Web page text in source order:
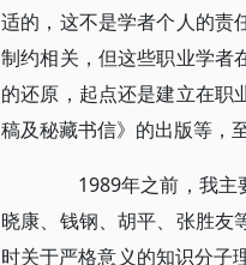
适的，这不是学者个人的责
制约相关，但这些职业学者
的还原，起点还是建立在职
稿及秘藏书信》的出版等，
1989年之前，我主要
晓康、钱钢、胡平、张胜友
时关于严格意义的知识分子